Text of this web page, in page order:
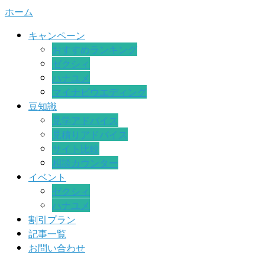
ホーム
キャンペーン
おすすめランキング
ゼクシィ
ハナユメ
マイナビウエディング
豆知識
見学アドバイス
見積りアドバイス
サイト比較
相談カウンター
イベント
ゼクシィ
ハナユメ
割引プラン
記事一覧
お問い合わせ